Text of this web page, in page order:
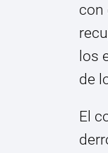
con
los
de
El